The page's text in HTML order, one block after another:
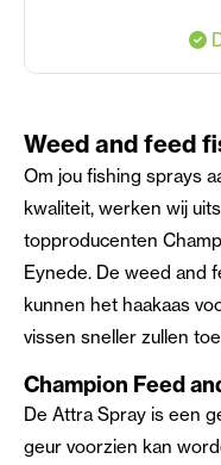
Weed and feed
Om jou fishing sprays
kwaliteit, werken wij
topproducenten
Eynede. De weed and
kunnen het haakaas
vissen sneller zullen
Champion Feed
De Attra Spray is een
geur voorzien kan